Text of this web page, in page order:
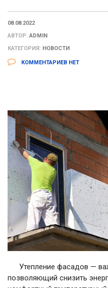
08.08.2022
АВТОР:ADMIN
КАТЕГОРИЯ: НОВОСТИ
КОММЕНТАРИЕВ НЕТ
Утепление фасадов —
позволяющий снизить